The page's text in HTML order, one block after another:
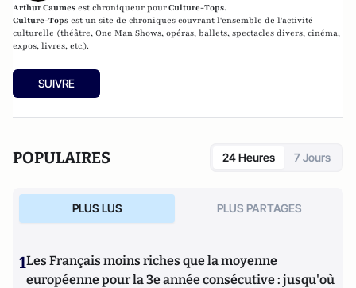
Arthur Caumes est chroniqueur pourCulture-Tops.
Culture-Tops est un site de chroniques couvrant l'ensemble de l'activité
culturelle (théâtre, One Man Shows, opéras, ballets, spectacles divers, cinéma,
expos, livres, etc.).
SUIVRE
POPULAIRES 24 Heures 7 Jours
PLUS LUS PLUS PARTAGES
1Les Français moins riches que la moyenne
européenne pour la 3e année consécutive : jusqu'où